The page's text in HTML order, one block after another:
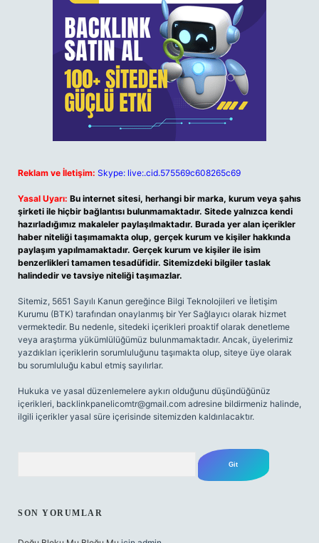
Reklam ve İletişim: Skype: live:.cid.575569c608265c69
Yasal Uyarı: Bu internet sitesi, herhangi bir marka, kurum veya şahıs
şirketi ile hiçbir bağlantısı bulunmamaktadır. Sitede yalnızca kendi
hazırladığımız makaleler paylaşılmaktadır. Burada yer alan içerikler
haber niteliği taşımamakta olup, gerçek kurum ve kişiler hakkında
paylaşım yapılmamaktadır. Gerçek kurum ve kişiler ile isim
benzerlikleri tamamen tesadüfidir. Sitemizdeki bilgiler taslak
halindedir ve tavsiye niteliği taşımazlar.
Sitemiz, 5651 Sayılı Kanun gereğince Bilgi Teknolojileri ve İletişim
Kurumu (BTK) tarafından onaylanmış bir Yer Sağlayıcı olarak hizmet
vermektedir. Bu nedenle, sitedeki içerikleri proaktif olarak denetleme
veya araştırma yükümlülüğümüz bulunmamaktadır. Ancak, üyelerimiz
yazdıkları içeriklerin sorumluluğunu taşımakta olup, siteye üye olarak
bu sorumluluğu kabul etmiş sayılırlar.
Hukuka ve yasal düzenlemelere aykırı olduğunu düşündüğünüz
içerikleri, backlinkpanelicomtr@gmail.com adresine bildirmeniz halinde,
ilgili içerikler yasal süre içerisinde sitemizden kaldırılacaktır.
SON YORUMLAR